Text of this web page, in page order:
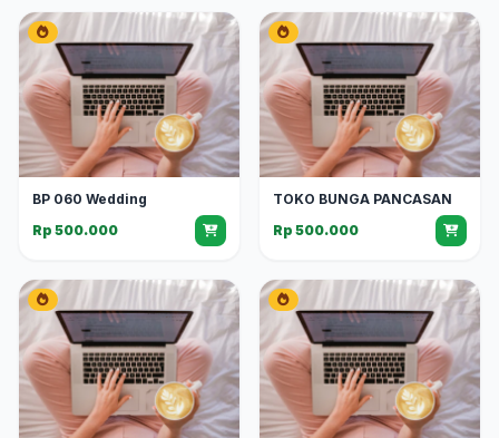
BP 060 Wedding
Rp 500.000
TOKO BUNGA PANCASAN
Rp 500.000